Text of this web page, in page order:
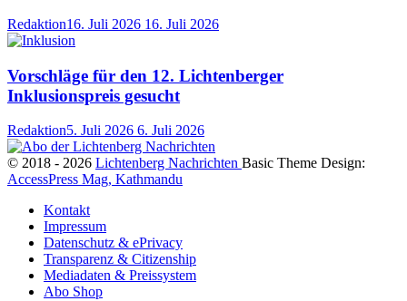
Redaktion16. Juli 2026 16. Juli 2026
Vorschläge für den 12. Lichtenberger
Inklusionspreis gesucht
Redaktion5. Juli 2026 6. Juli 2026
© 2018 - 2026 Lichtenberg Nachrichten Basic Theme Design:
AccessPress Mag, Kathmandu
Kontakt
Impressum
Datenschutz & ePrivacy
Transparenz & Citizenship
Mediadaten & Preissystem
Abo Shop